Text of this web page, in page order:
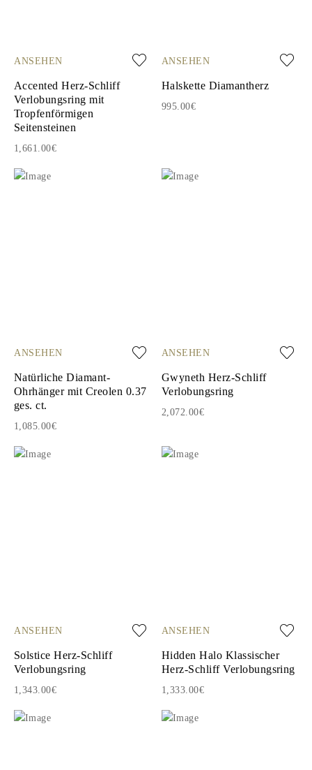
ANSEHEN
Accented Herz-Schliff
Verlobungsring mit
Tropfenförmigen
Seitensteinen
1,661.00€
ANSEHEN
Halskette Diamantherz
995.00€
ANSEHEN
Natürliche Diamant-
Ohrhänger mit Creolen 0.37
ges. ct.
1,085.00€
ANSEHEN
Gwyneth Herz-Schliff
Verlobungsring
2,072.00€
ANSEHEN
Solstice Herz-Schliff
Verlobungsring
1,343.00€
ANSEHEN
Hidden Halo Klassischer
Herz-Schliff Verlobungsring
1,333.00€